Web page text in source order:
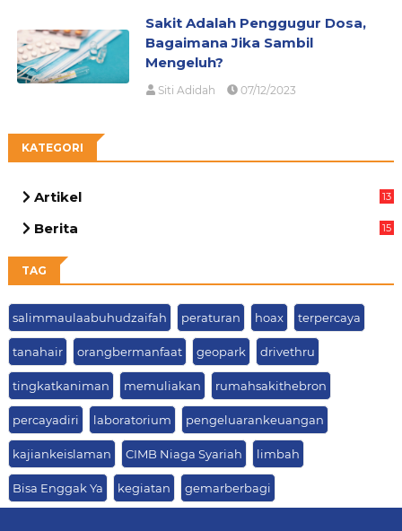
Sakit Adalah Penggugur Dosa,
Bagaimana Jika Sambil
Mengeluh?
Siti Adidah 07/12/2023
KATEGORI
Artikel
13
Berita
15
TAG
salimmaulaabuhudzaifah peraturan hoax terpercaya
tanahair orangbermanfaat geopark drivethru
tingkatkaniman memuliakan rumahsakithebron
percayadiri laboratorium pengeluarankeuangan
kajiankeislaman CIMB Niaga Syariah limbah
Bisa Enggak Ya kegiatan gemarberbagi